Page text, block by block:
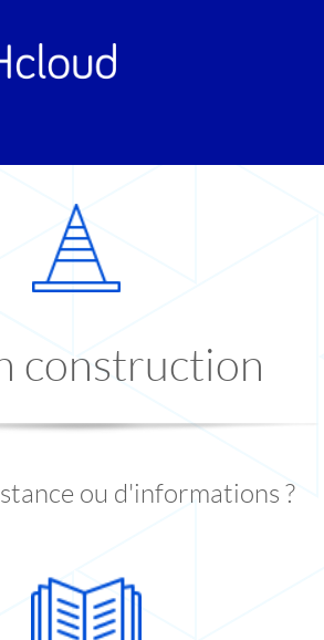
construction
ou d'informations ?